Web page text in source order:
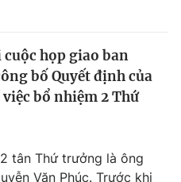
họp giao ban
bố Quyết định của
bổ nhiệm 2 Thứ
tân Thứ trưởng là ông
Văn Phúc. Trước khi